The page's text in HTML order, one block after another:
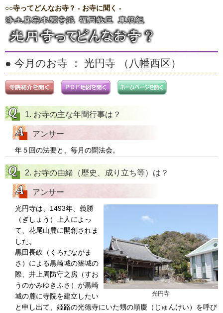
○○寺ってどんなお寺？ - お寺に聞く -
サイトマップ >>○○寺ってどんなお寺？ トップ> 光円寺ってどんなお寺？
東筑組のお寺に聞く生の声
● 今月のお寺 ： 光円寺 （八幡西区）
1. お寺の主な年間行事は？
アンサー
年５回の法要と、毎月の聞法会。
2. お寺の由緒（歴史、成り立ち等）は？
アンサー
光円寺
光円寺は、1493年、義勝
（ぎしょう）上人によっ
て、花尾山麓に開創されま
した。
黒田長政（くろだながま
さ）による黒崎城の築城の
際、井上周防守之房（すお
うのかみゆきふさ）が黒崎
城の麓に寺院を建立したい
と申し出て、姫路の光徳寺にいた甥の順慶（じゅんけい）を呼び